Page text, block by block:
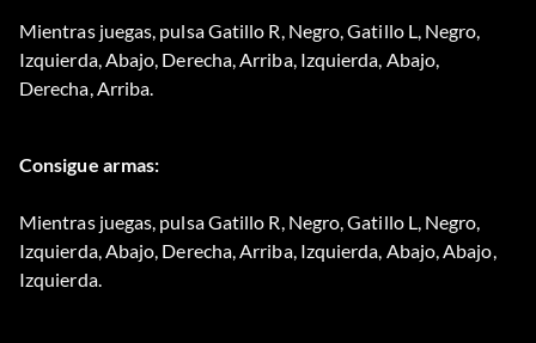
Mientras juegas, pulsa Gatillo R, Negro, Gatillo L, Negro,
Izquierda, Abajo, Derecha, Arriba, Izquierda, Abajo,
Derecha, Arriba.
Consigue armas:
Mientras juegas, pulsa Gatillo R, Negro, Gatillo L, Negro,
Izquierda, Abajo, Derecha, Arriba, Izquierda, Abajo, Abajo,
Izquierda.